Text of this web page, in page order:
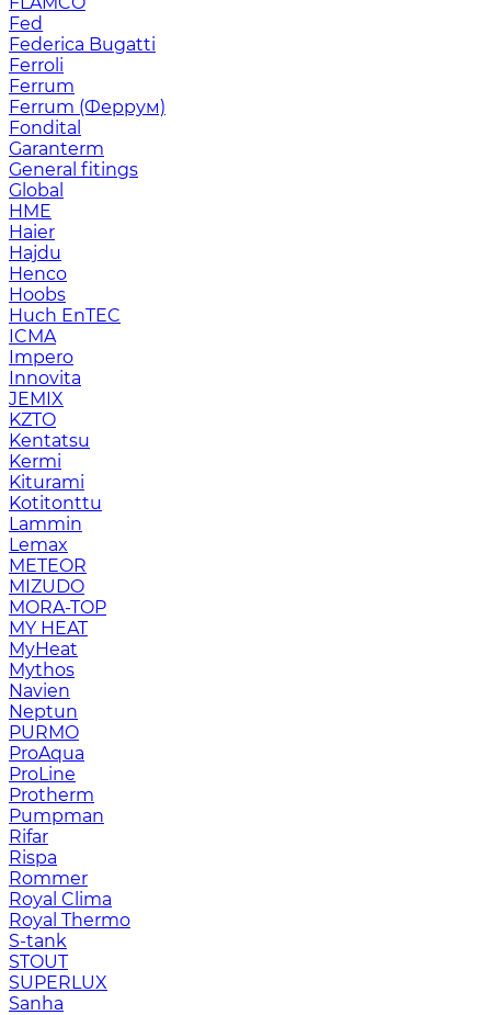
Fed
Federica Bugatti
Ferroli
Ferrum
Ferrum (Феррум)
Fondital
Garanterm
General fitings
Global
HME
Haier
Hajdu
Henco
Hoobs
Huch EnTEC
ICMA
Impero
Innovita
JEMIX
KZTO
Kentatsu
Kermi
Kiturami
Kotitonttu
Lammin
Lemax
METEOR
MIZUDO
MORA-TOP
MY HEAT
MyHeat
Mythos
Navien
Neptun
PURMO
ProAqua
ProLine
Protherm
Pumpman
Rifar
Rispa
Rommer
Royal Clima
Royal Thermo
S-tank
STOUT
SUPERLUX
Sanha